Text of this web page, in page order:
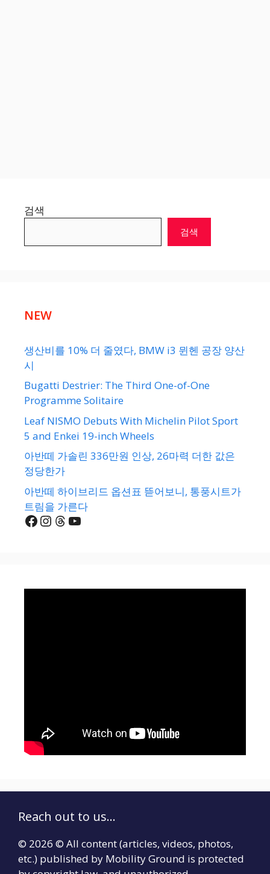
검색
검색
NEW
생산비를 10% 더 줄였다, BMW i3 뮌헨 공장 양산
시
Bugatti Destrier: The Third One-of-One
Programme Solitaire
Leaf NISMO Debuts With Michelin Pilot Sport
5 and Enkei 19-inch Wheels
아반떼 가솔린 336만원 인상, 26마력 더한 값은
정당한가
아반떼 하이브리드 옵션표 뜯어보니, 통풍시트가
트림을 가른다
Facebook
Instagram
Threads
YouTube
Reach out to us...
© 2026 © All content (articles, videos, photos,
etc.) published by Mobility Ground is protected